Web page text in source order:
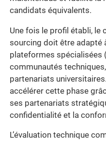
candidats équivalents.
Une fois le profil établi, le
sourcing doit être adapté
plateformes spécialisées
communautés
partenariats
accélérer cette phase
ses partenariats
confidentialité et la
L’évaluation technique